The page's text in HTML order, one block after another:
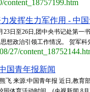
content_18757199.htm
发挥生力军作用 - 中
日至26日,团中央书记处第
想政治引领工作情况。 贺军
27/
国青年报新闻
飞 来源:中国青年报 近日,教育